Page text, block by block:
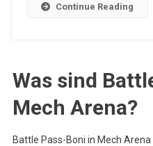
Continue Reading
Was sind
Mech Arena?
Battle Pass-Boni in Mech